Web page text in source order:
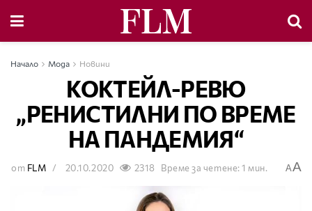
Начало Мода Новини
КОКТЕЙЛ-РЕВЮ
„РЕНИСТИЛНИ ПО ВРЕМЕ
НА ПАНДЕМИЯ“
от FLM 20.10.2020 2318 Време за четене: 1 мин. AA